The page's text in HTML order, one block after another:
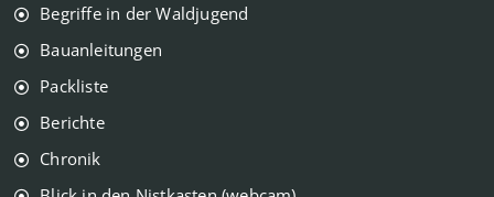
Begriffe in der Waldjugend
Bauanleitungen
Packliste
Berichte
Chronik